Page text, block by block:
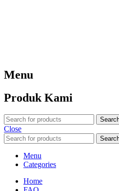
Menu
Produk Kami
Close
Menu
Categories
Home